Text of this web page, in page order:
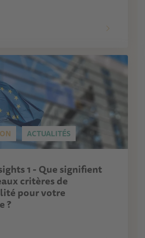
ACTUALITÉS
1 - Que signifient
critères de
pour votre
?